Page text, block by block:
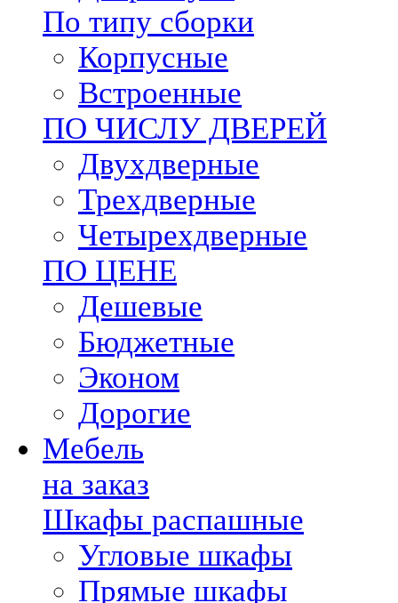
По типу сборки
Корпусные
Встроенные
ПО ЧИСЛУ ДВЕРЕЙ
Двухдверные
Трехдверные
Четырехдверные
ПО ЦЕНЕ
Дешевые
Бюджетные
Эконом
Дорогие
Мебель
на заказ
Шкафы распашные
Угловые шкафы
Прямые шкафы